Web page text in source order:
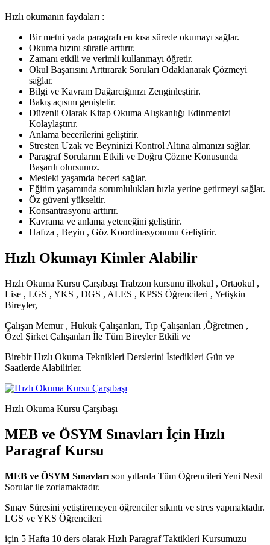
Hızlı okumanın faydaları :
Bir metni yada paragrafı en kısa sürede okumayı sağlar.
Okuma hızını süratle arttırır.
Zamanı etkili ve verimli kullanmayı öğretir.
Okul Başarısını Arttırarak Soruları Odaklanarak Çözmeyi
sağlar.
Bilgi ve Kavram Dağarcığınızı Zenginleştirir.
Bakış açısını genişletir.
Düzenli Olarak Kitap Okuma Alışkanlığı Edinmenizi
Kolaylaştırır.
Anlama becerilerini geliştirir.
Stresten Uzak ve Beyninizi Kontrol Altına almanızı sağlar.
Paragraf Sorularını Etkili ve Doğru Çözme Konusunda
Başarılı olursunuz.
Mesleki yaşamda beceri sağlar.
Eğitim yaşamında sorumlulukları hızla yerine getirmeyi sağlar.
Öz güveni yükseltir.
Konsantrasyonu arttırır.
Kavrama ve anlama yeteneğini geliştirir.
Hafıza , Beyin , Göz Koordinasyonunu Geliştirir.
Hızlı Okumayı Kimler Alabilir
Hızlı Okuma Kursu Çarşıbaşı Trabzon kursunu ilkokul , Ortaokul ,
Lise , LGS , YKS , DGS , ALES , KPSS Öğrencileri , Yetişkin
Bireyler,
Çalışan Memur , Hukuk Çalışanları, Tıp Çalışanları ,Öğretmen ,
Özel Şirket Çalışanları İle Tüm Bireyler Etkili ve
Birebir Hızlı Okuma Teknikleri Derslerini İstedikleri Gün ve
Saatlerde Alabilirler.
Hızlı Okuma Kursu Çarşıbaşı
MEB ve ÖSYM Sınavları İçin Hızlı
Paragraf Kursu
MEB ve ÖSYM Sınavları son yıllarda Tüm Öğrencileri Yeni Nesil
Sorular ile zorlamaktadır.
Sınav Süresini yetiştiremeyen öğrenciler sıkıntı ve stres yapmaktadır.
LGS ve YKS Öğrencileri
için 5 Hafta 10 ders olarak Hızlı Paragraf Taktikleri Kursumuzu